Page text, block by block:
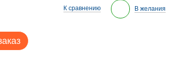
К сравнению В желания